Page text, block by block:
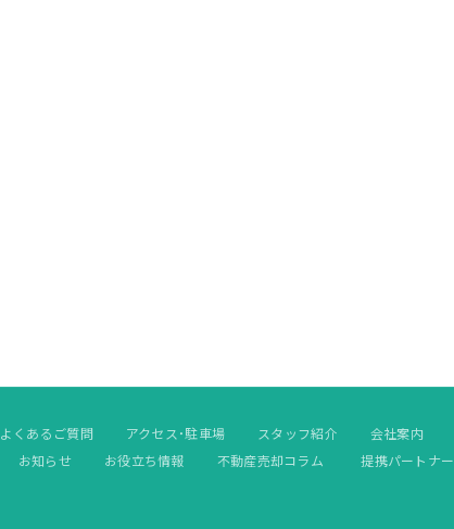
よくあるご質問 アクセス・駐車場 スタッフ紹介 会社案内
お知らせ お役立ち情報 不動産売却コラム 提携パートナー